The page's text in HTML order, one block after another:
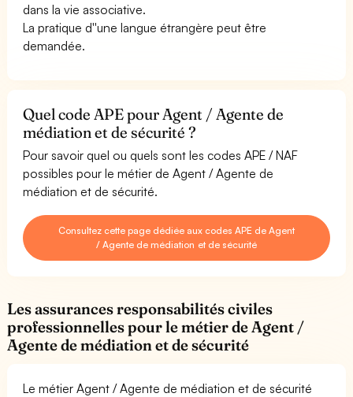
dans la vie associative.
La pratique d''une langue étrangère peut être
demandée.
Quel code APE pour Agent / Agente de
médiation et de sécurité ?
Pour savoir quel ou quels sont les codes APE / NAF
possibles pour le métier de Agent / Agente de
médiation et de sécurité.
Consultez cette page dédiée aux codes APE de Agent
/ Agente de médiation et de sécurité
Les assurances responsabilités civiles
professionnelles pour le métier de Agent /
Agente de médiation et de sécurité
Le métier Agent / Agente de médiation et de sécurité